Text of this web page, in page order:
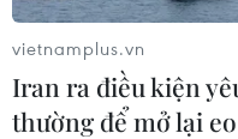
vietnamplus.vn
Iran ra điều kiện
thường để mở lại